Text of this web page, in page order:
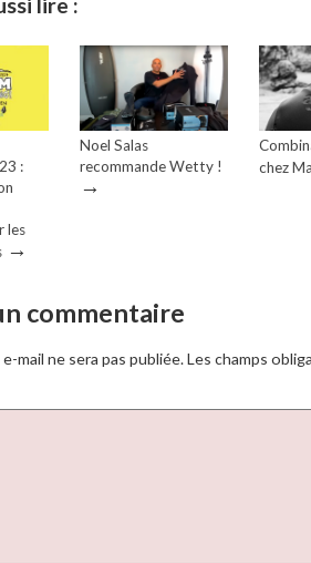
:
les
→
Noel Salas
recommande Wetty !
→
chez
commentaire
mail ne sera pas publiée.Les champs